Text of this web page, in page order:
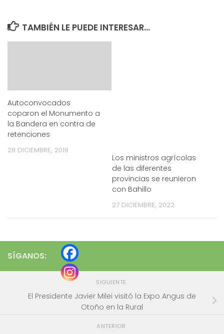
TAMBIÉN LE PUEDE INTERESAR...
Autoconvocados
coparon el Monumento a
la Bandera en contra de
retenciones
28 DICIEMBRE, 2019
Los ministros agrícolas
de las diferentes
provincias se reunieron
con Bahillo
27 DICIEMBRE, 2022
SÍGANOS:
SIGUIENTE
El Presidente Javier Milei visitó la Expo Angus de
Otoño en la Rural
ANTERIOR